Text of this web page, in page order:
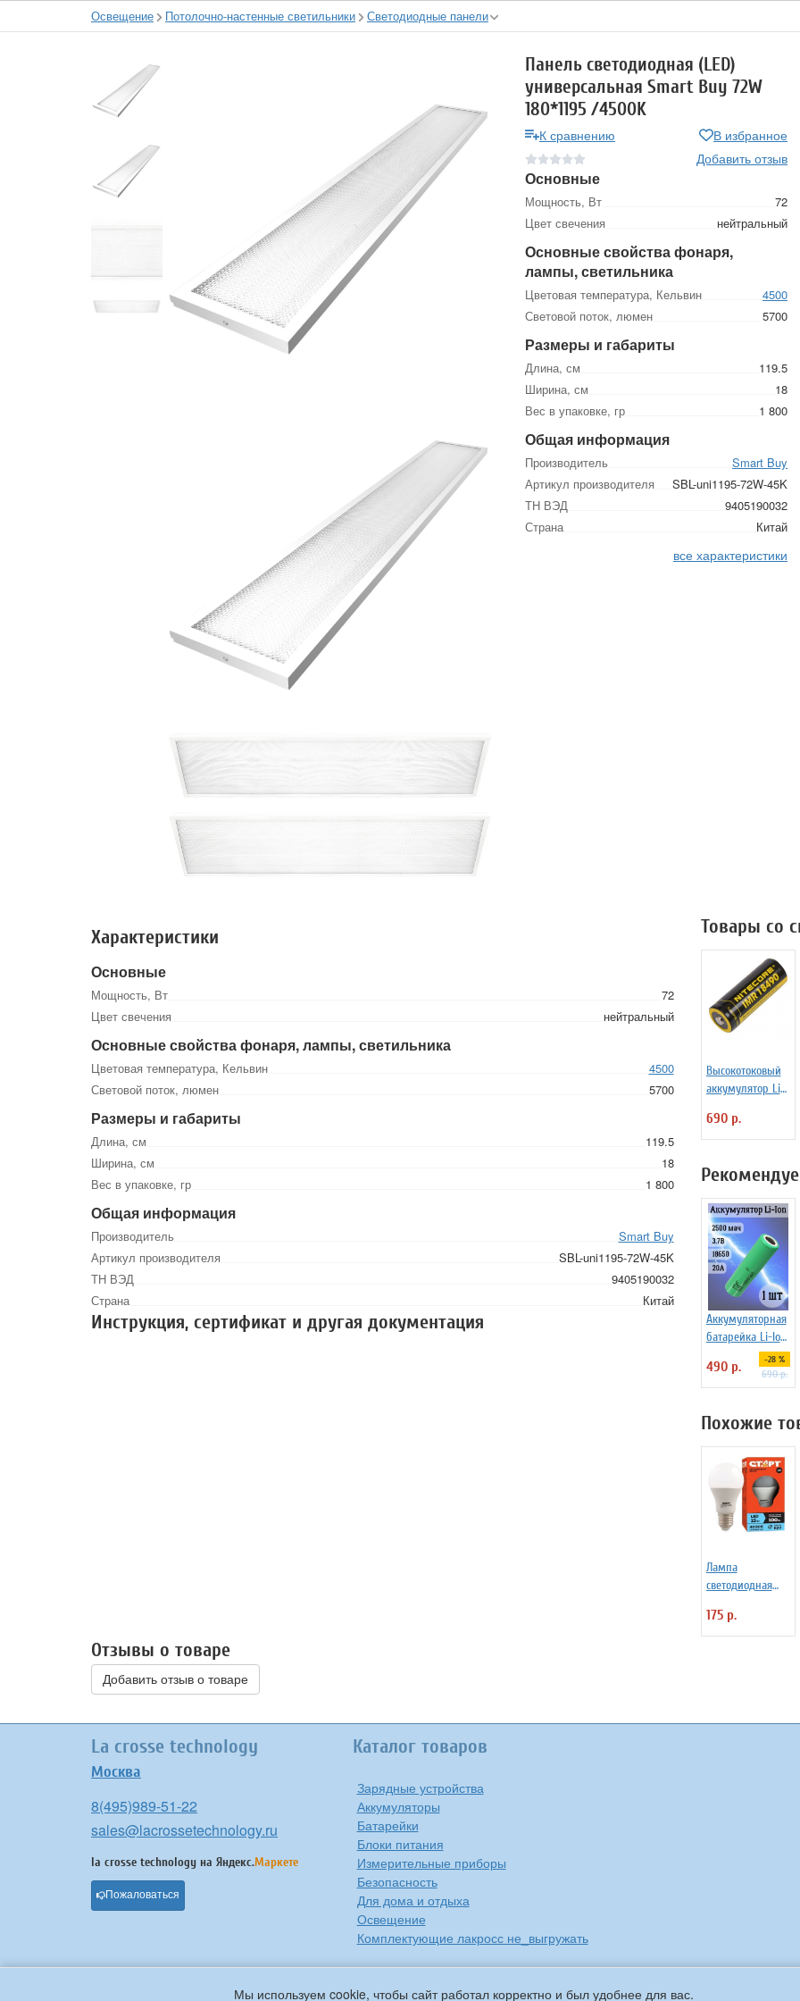
Мы используем cookie, чтобы сайт работал корректно и был удобнее для вас.
Освещение Потолочно-настенные светильники Светодиодные панели
Панель светодиодная (LED)
универсальная Smart Buy 72W
180*1195 /4500K
К сравнению
В избранное
Добавить отзыв
Основные
Мощность, Вт
72
Цвет свечения
нейтральный
Основные свойства фонаря,
лампы, светильника
Цветовая температура, Кельвин
4500
Световой поток, люмен
5700
Размеры и габариты
Длина, см
119.5
Ширина, см
18
Вес в упаковке, гр
1 800
Общая информация
Производитель
Smart Buy
Артикул производителя
SBL-uni1195-72W-45K
ТН ВЭД
9405190032
Страна
Китай
все характеристики
Характеристики
Основные
Мощность, Вт
72
Цвет свечения
нейтральный
Основные свойства фонаря, лампы, светильника
Цветовая температура, Кельвин
4500
Световой поток, люмен
5700
Размеры и габариты
Длина, см
119.5
Ширина, см
18
Вес в упаковке, гр
1 800
Общая информация
Производитель
Smart Buy
Артикул производителя
SBL-uni1195-72W-45K
ТН ВЭД
9405190032
Страна
Китай
Инструкция, сертификат и другая документация
Товары со
Высокотоковый
аккумулятор Li-
NL18490A
1100mAh 11А
690 р.
Аккумуляторная
батарейка Li-Ion
18650, 2500мАч
3.7В, 20A
незащищенный
490 р. -28 %
690 р.
Похожие
Лампа
светодиодная
GLS E27, 15W40
175 р.
Отзывы о товаре
Добавить отзыв о товаре
La crosse technology
Москва
8(495)989-51-22
sales@lacrossetechnology.ru
la crosse technology на Яндекс.Маркете
Пожаловаться
Каталог товаров
Зарядные устройства
Аккумуляторы
Батарейки
Блоки питания
Измерительные приборы
Безопасность
Для дома и отдыха
Освещение
Комплектующие лакросс не_выгружать